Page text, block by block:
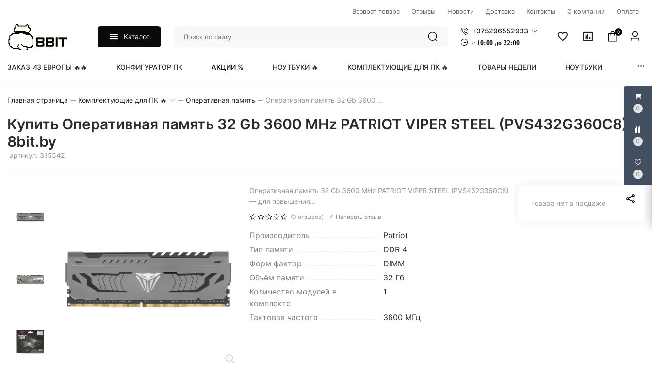
0
0
0
Возврат товара Отзывы Новости Доставка Контакты О компании Оплата
Каталог
+375296552933
с 1 0:00 до 22:00
0
ЗАКАЗ ИЗ ЕВРОПЫ 🔥🔥 КОНФИГУРАТОР ПК АКЦИИ % НОУТБУКИ 🔥 КОМПЛЕКТУЮЩИЕ ДЛЯ ПК 🔥 ТОВАРЫ НЕДЕЛИ НОУТБУКИ
Главная страница Комплектующие для ПК 🔥 Оперативная память Оперативная память 32 Gb 3600 MHz PATRIOT VIPER STEEL (PVS432G360C8)
Купить Оперативная память 32 Gb 3600 MHz PATRIOT VIPER STEEL (PVS432G360C8)
8bit.by
артикул: 315542
Оперативная память 32 Gb 3600 MHz PATRIOT VIPER STEEL (PVS432G360C8)
— для повышения...
(0 отзывов) Написать отзыв
Производитель
Patriot
Тип памяти
DDR 4
Форм фактор
DIMM
Объём памяти
32 Гб
Количество модулей в
комплекте
1
Тактовая частота 3600 МГц
Товара нет в продаже